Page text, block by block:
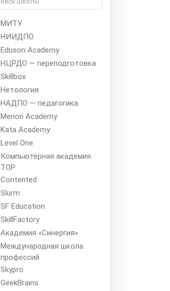
МИТУ
НИИДПО
Eduson Academy
НЦРДО — переподготовка
Skillbox
Нетология
НАДПО — педагогика
Merion Academy
Kata Academy
Level One
Компьютерная академия
TOP
Contented
Slurm
SF Education
SkillFactory
Академия «Синергия»
Международная школа
профессий
Skypro
GeekBrains